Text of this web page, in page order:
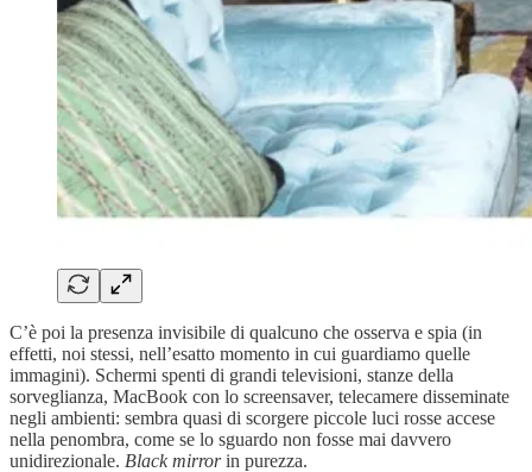
C’è poi la presenza invisibile di qualcuno che osserva e spia (in
effetti, noi stessi, nell’esatto momento in cui guardiamo quelle
immagini). Schermi spenti di grandi televisioni, stanze della
sorveglianza, MacBook con lo screensaver, telecamere disseminate
negli ambienti: sembra quasi di scorgere piccole luci rosse accese
nella penombra, come se lo sguardo non fosse mai davvero
unidirezionale. Black mirrorin purezza.